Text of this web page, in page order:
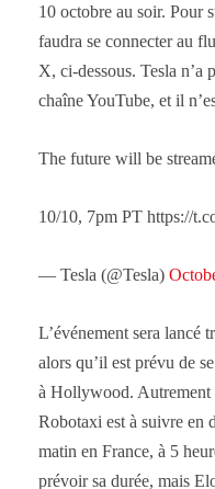
10 octobre au soir. Pour
faudra se connecter au
X, ci-dessous. Tesla n’a
chaîne YouTube, et il
The future will be
10/10, 7pm PT https://
— Tesla (@Tesla)
L’événement sera lancé
alors qu’il est prévu de
à Hollywood. Autrement
Robotaxi est à suivre en
matin en France, à 5
prévoir sa durée, mais